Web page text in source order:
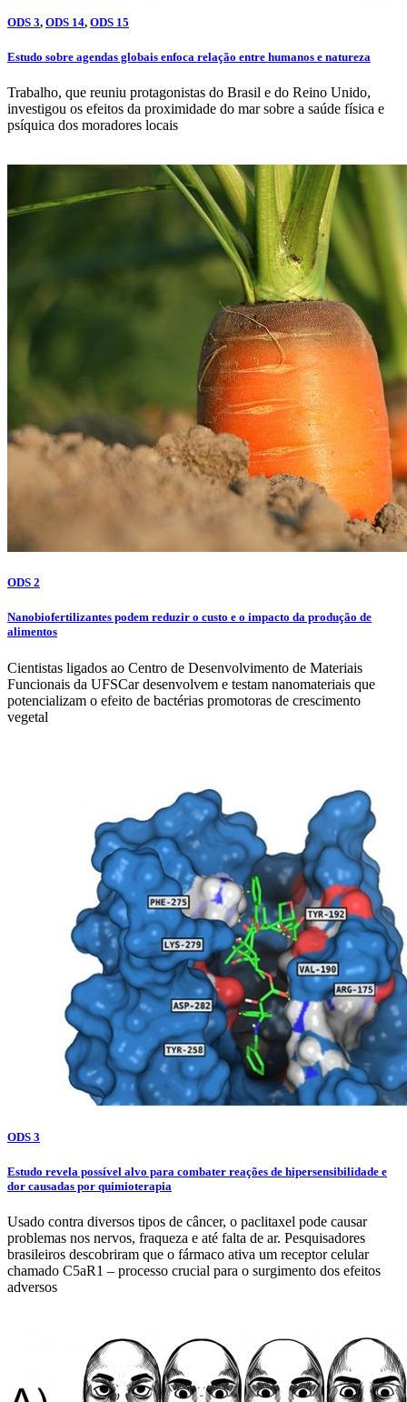
ODS 3, ODS 14, ODS 15
Estudo sobre agendas globais enfoca relação entre humanos e natureza
Trabalho, que reuniu protagonistas do Brasil e do Reino Unido,
investigou os efeitos da proximidade do mar sobre a saúde física e
psíquica dos moradores locais
ODS 2
Nanobiofertilizantes podem reduzir o custo e o impacto da produção de
alimentos
Cientistas ligados ao Centro de Desenvolvimento de Materiais
Funcionais da UFSCar desenvolvem e testam nanomateriais que
potencializam o efeito de bactérias promotoras de crescimento
vegetal
ODS 3
Estudo revela possível alvo para combater reações de hipersensibilidade e
dor causadas por quimioterapia
Usado contra diversos tipos de câncer, o paclitaxel pode causar
problemas nos nervos, fraqueza e até falta de ar. Pesquisadores
brasileiros descobriram que o fármaco ativa um receptor celular
chamado C5aR1 – processo crucial para o surgimento dos efeitos
adversos